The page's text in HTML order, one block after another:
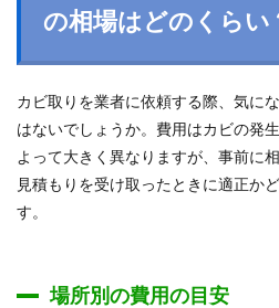
の相場はどのくらい
カビ取りを業者に依頼する際、気に
はないでしょうか。費用はカビの発
よって大きく異なりますが、事前に
見積もりを受け取ったときに適正か
す。
場所別の費用の目安